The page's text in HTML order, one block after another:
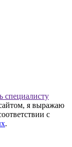
специалисту
я выражаю
с
.